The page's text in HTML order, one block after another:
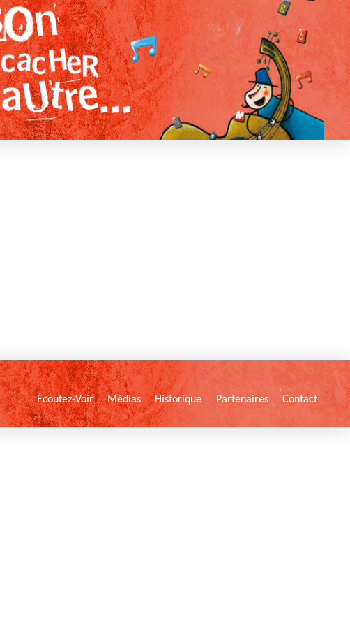
Écoutez-Voir Médias Historique Partenaires Contact